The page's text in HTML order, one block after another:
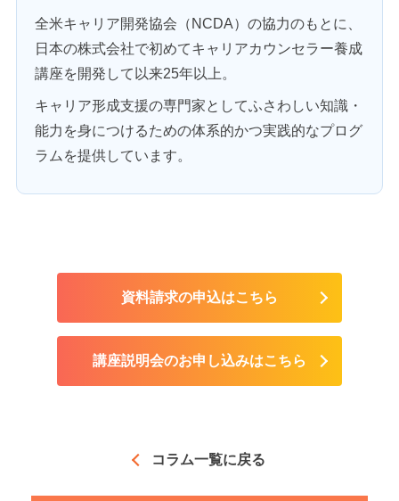
全米キャリア開発協会（NCDA）の協力のもとに、
日本の株式会社で初めてキャリアカウンセラー養成
講座を開発して以来25年以上。
キャリア形成支援の専門家としてふさわしい知識・
能力を身につけるための体系的かつ実践的なプログ
ラムを提供しています。
資料請求の申込はこちら
講座説明会のお申し込みはこちら
コラム一覧に戻る